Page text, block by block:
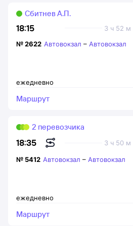
18:15 3 ч 52 м
Сбитнев А.П.
ежедневно
№2622 Автовокзал – Автовокзал
Маршрут
18:35 3 ч 50 м
2 перевозчика
ежедневно
№ 5412 Автовокзал – Автовокзал
Маршрут